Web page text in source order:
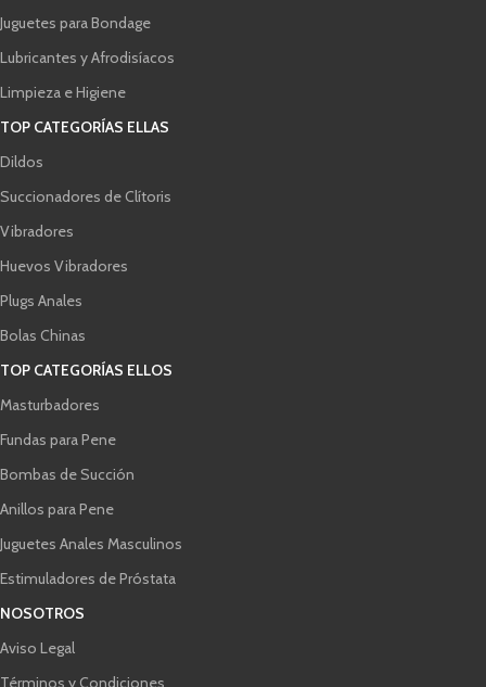
Juguetes para Bondage
Lubricantes y Afrodisíacos
Limpieza e Higiene
TOP CATEGORÍAS ELLAS
Dildos
Succionadores de Clítoris
Vibradores
Huevos Vibradores
Plugs Anales
Bolas Chinas
TOP CATEGORÍAS ELLOS
Masturbadores
Fundas para Pene
Bombas de Succión
Anillos para Pene
Juguetes Anales Masculinos
Estimuladores de Próstata
NOSOTROS
Aviso Legal
Términos y Condiciones